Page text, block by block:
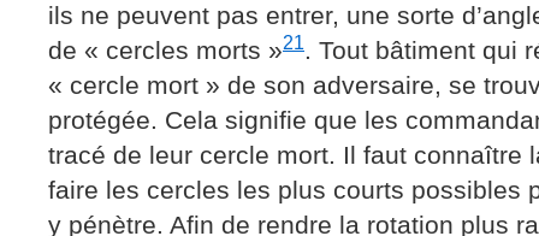
ils ne peuvent pas entrer, une sorte
de « cercles morts »21. Tout bâtiment qui
« cercle mort » de son adversaire, se
protégée. Cela signifie que les
tracé de leur cercle mort. Il faut connaître
faire les cercles les plus courts possibles
y pénètre. Afin de rendre la rotation plus